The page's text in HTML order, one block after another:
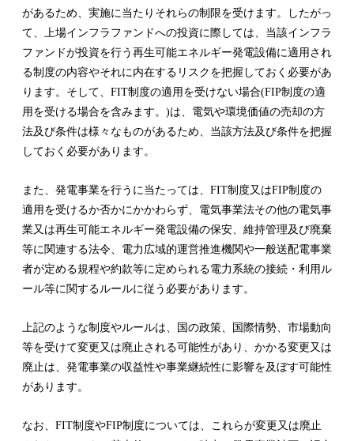
があるため、実施に当たりそれらの制限を受けます。したがっ
て、上場インフラファンドへの投資に際しては、当該インフラ
ファンドが投資を行う再生可能エネルギー発電設備に適用され
る制度の内容やそれに内在するリスクを把握しておく必要があ
ります。そして、FIT制度の適用を受けない場合(FIP制度の適
用を受ける場合を含みます。)は、電気や環境価値の売却の方
法及び条件は様々なものがあるため、当該方法及び条件を把握
しておく必要があります。
また、発電事業を行うに当たっては、FIT制度又はFIP制度の
適用を受けるか否かにかかわらず、電気事業法その他の電気事
業又は再生可能エネルギー発電設備の保安、維持管理及び廃棄
等に関連する法令、電力広域的運営推進機関や一般送配電事業
者が定める規程や約款等に定められる電力系統の接続・利用ル
ール等に関するルールに従う必要があります。
上記のような制度やルールは、国の政策、国際情勢、市場動向
等を受けて変更又は廃止される可能性があり、かかる変更又は
廃止は、発電事業の収益性や事業継続性に影響を及ぼす可能性
があります。
なお、FIT制度やFIP制度については、これらが変更又は廃止